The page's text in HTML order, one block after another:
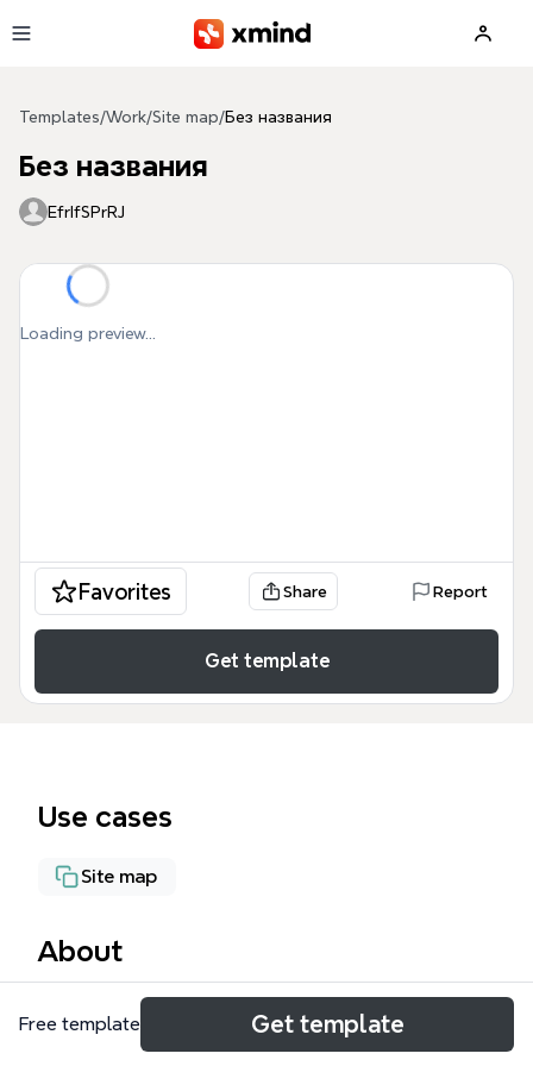
Templates/Work/Site map/Без названия
Без названия
EfrIfSPrRJ
Loading preview...
Favorites Share Report
Get template
Use cases
Site map
About
Этот шаблон тематика сайта в Xmind
представляет собой комплексную структуру для
Free template Get template